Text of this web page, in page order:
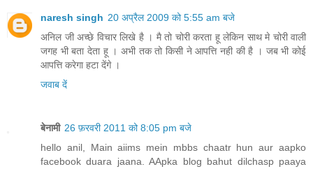
naresh singh 20 अप्रैल 2009 को 5:55 am बजे
अनिल जी अच्छे विचार लिखे है । मै तो चोरी करता हू लेकिन साथ मे चोरी वाली
जगह भी बता देता हू । अभी तक तो किसी ने आपत्ति नही की है । जब भी कोई
आपत्ति करेगा हटा देंगे ।
जवाब दें
बेनामी 26 फ़रवरी 2011 को 8:05 pm बजे
hello anil, Main aiims mein mbbs chaatr hun aur aapko
facebook duara jaana. AApka blog bahut dilchasp paaya